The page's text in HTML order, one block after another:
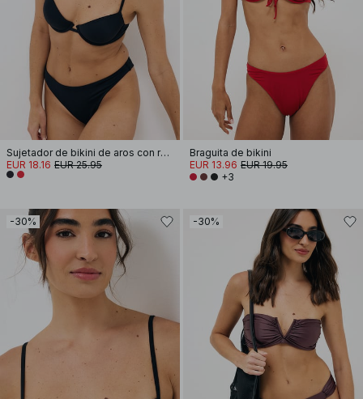
Sujetador de bikini de aros con relleno
EUR 18.16 EUR 25.95
Braguita de bikini
EUR 13.96 EUR 19.95
+3
-30% -30%